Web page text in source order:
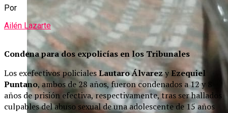
Por
Ailén Lazarte
Condena para dos expolicías en los Tribunales
Los exefectivos policialesLautaro ÁlvarezyEzequiel
Puntano, ambos de 28 años, fueron condenados a 12 y 8
años de prisión efectiva, respectivamente, tras ser hallados
culpables del abuso sexual de una adolescente de 15 años